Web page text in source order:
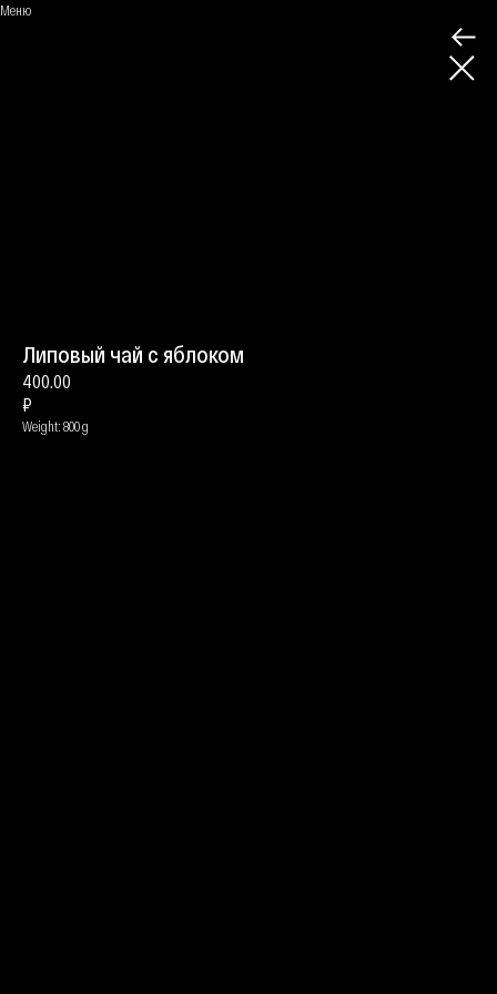
Меню
Липовый чай с яблоком
400.00
₽
Weight: 800 g